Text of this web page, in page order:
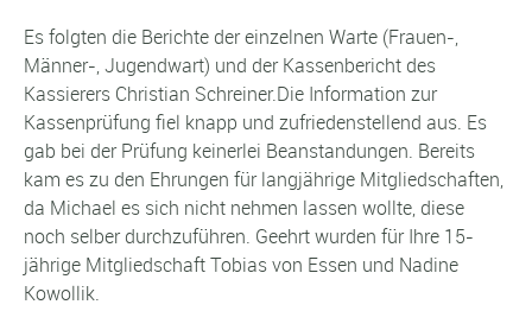
Es folgten die Berichte der einzelnen Warte (Frauen-,
Männer-, Jugendwart) und der Kassenbericht des
Kassierers Christian Schreiner.Die Information zur
Kassenprüfung fiel knapp und zufriedenstellend aus. Es
gab bei der Prüfung keinerlei Beanstandungen. Bereits
kam es zu den Ehrungen für langjährige Mitgliedschaften,
da Michael es sich nicht nehmen lassen wollte, diese
noch selber durchzuführen. Geehrt wurden für Ihre 15-
jährige Mitgliedschaft Tobias von Essen und Nadine
Kowollik.